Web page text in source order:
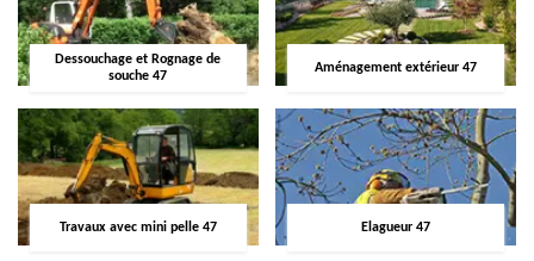
Dessouchage et Rognage de
souche 47
Aménagement extérieur 47
Travaux avec mini pelle 47 Elagueur 47